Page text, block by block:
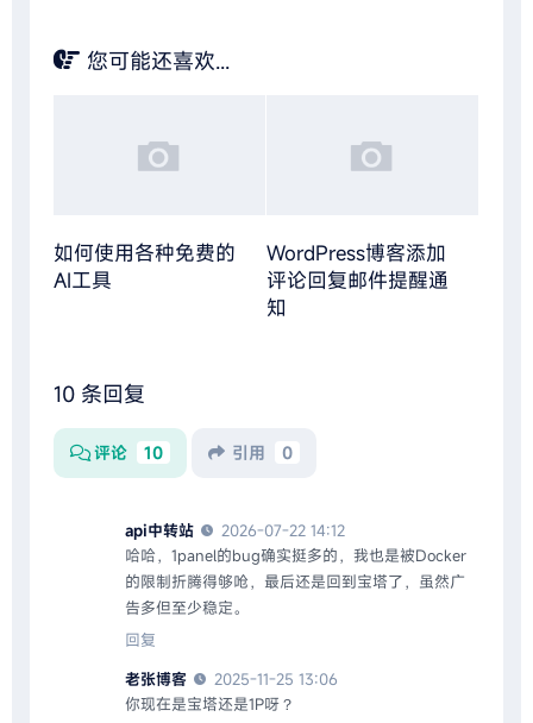
您可能还喜欢...
如何使用各种免费的
AI工具
WordPress博客添加
评论回复邮件提醒通
知
10 条回复
评论 10 引用 0
api中转站
2026-07-22 14:12
哈哈，1panel的bug确实挺多的，我也是被Docker
的限制折腾得够呛，最后还是回到宝塔了，虽然广
告多但至少稳定。
回复
老张博客
2025-11-25 13:06
你现在是宝塔还是1P呀？